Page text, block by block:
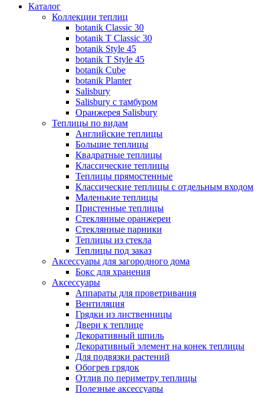
Каталог
Коллекции теплиц
botanik Classic 30
botanik T Classic 30
botanik Style 45
botanik Т Style 45
botanik Cube
botanik Planter
Salisbury
Salisbury с тамбуром
Оранжерея Salisbury
Теплицы по видам
Английские теплицы
Большие теплицы
Квадратные теплицы
Классические теплицы
Теплицы прямостенные
Классические теплицы с отдельным входом
Маленькие теплицы
Пристенные теплицы
Стеклянные оранжереи
Стеклянные парники
Теплицы из стекла
Теплицы под заказ
Аксессуары для загородного дома
Бокс для хранения
Аксессуары
Аппараты для проветривания
Вентиляция
Грядки из лиственницы
Двери к теплице
Декоративный шпиль
Декоративный элемент на конек теплицы
Для подвязки растений
Обогрев грядок
Отлив по периметру теплицы
Полезные аксессуары